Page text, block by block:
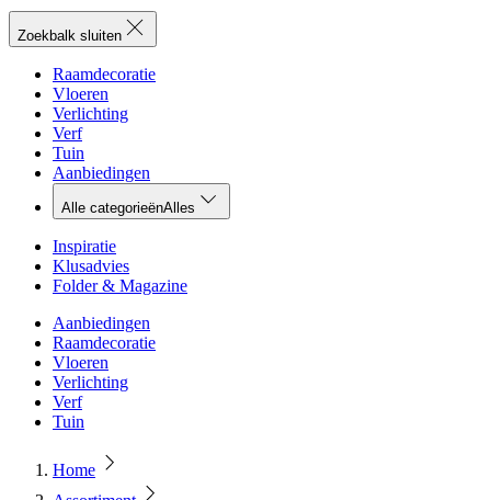
Zoekbalk sluiten
Raamdecoratie
Vloeren
Verlichting
Verf
Tuin
Aanbiedingen
Alle categorieënAlles
Inspiratie
Klusadvies
Folder & Magazine
Aanbiedingen
Raamdecoratie
Vloeren
Verlichting
Verf
Tuin
Home